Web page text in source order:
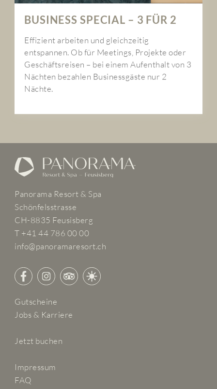
BUSINESS SPECIAL – 3 FÜR 2
Effizient arbeiten und gleichzeitig
entspannen. Ob für Meetings, Projekte oder
Geschäftsreisen – bei einem Aufenthalt von 3
Nächten bezahlen Businessgäste nur 2
Nächte.
Panorama Resort & Spa
Schönfelsstrasse
CH-8835 Feusisberg
T +41 44 786 00 00
info@panoramaresort.ch
Gutscheine
Jobs & Karriere
Jetzt buchen
Impressum
FAQ